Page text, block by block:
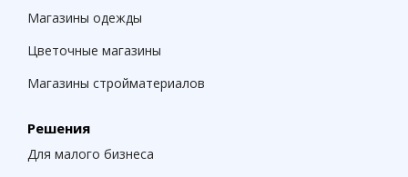
Магазины одежды
Цветочные магазины
Магазины стройматериалов
Решения
Для малого бизнеса